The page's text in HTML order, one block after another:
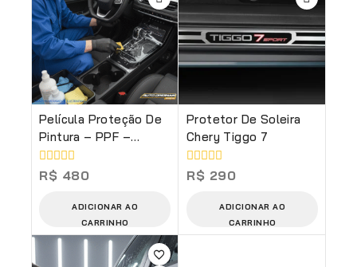
Película Proteção De
Pintura – PPF –
Console Central
(Serviço)
0
R$ 480
ADICIONAR AO
CARRINHO
Protetor De Soleira
Chery Tiggo 7
0
R$ 290
ADICIONAR AO
CARRINHO